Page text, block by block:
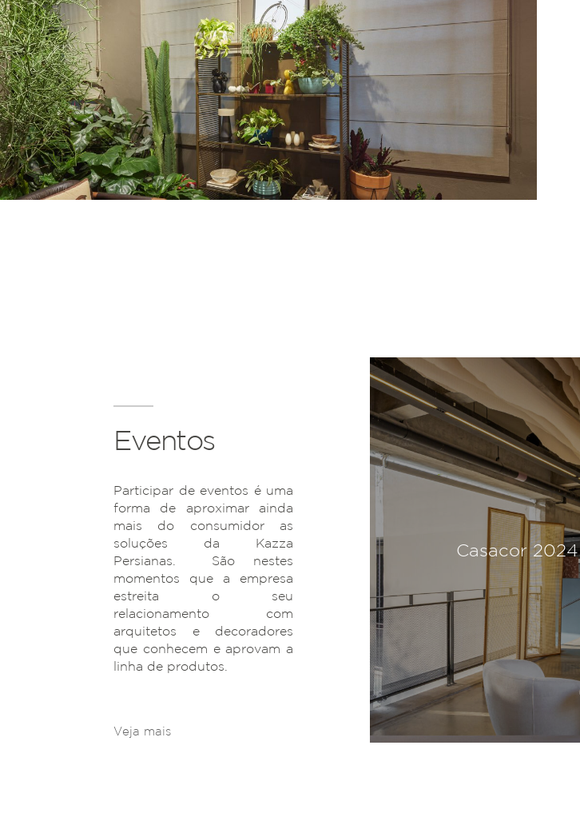
Eventos
Participar de eventos é uma
forma de aproximar ainda
mais do consumidor as
soluções da Kazza
Persianas. São nestes
momentos que a empresa
estreita o seu
relacionamento com
arquitetos e decoradores
que conhecem e aprovam a
linha de produtos.
Veja mais
Casacor 2024